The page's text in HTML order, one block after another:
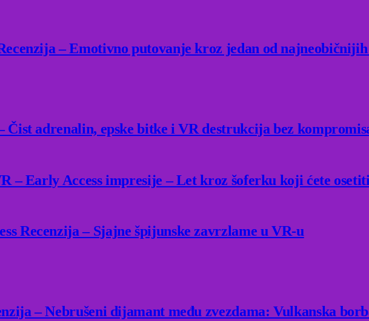
– Emotivno putovanje kroz jedan od
Čist adrenalin, epske bitke i VR destrukcija bez
– Early Access impresije – Let kroz šoferku koji ćete
Recenzija – Sjajne špijunske zavrzlame u VR-u
– Nebrušeni dijamant među zvezdama: Vulkanska